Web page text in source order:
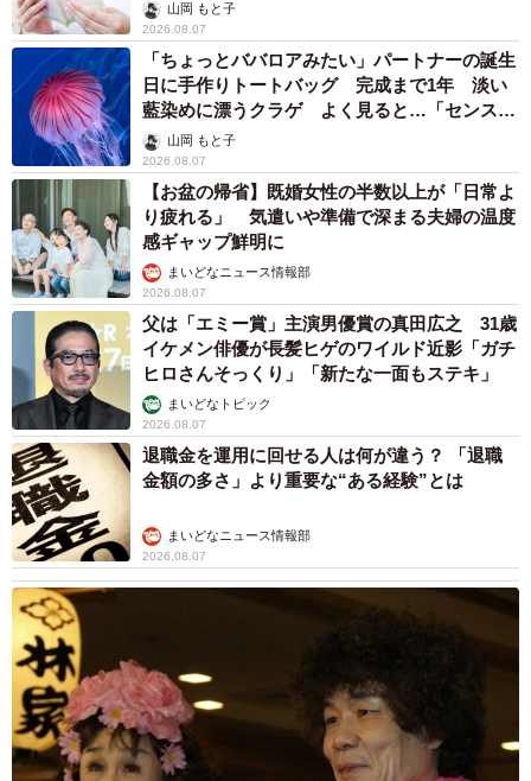
山岡 もと子
2026.08.07
「ちょっとババロアみたい」パートナーの誕生
日に手作りトートバッグ 完成まで1年 淡い
藍染めに漂うクラゲ よく見ると…「センスす
ごい」山岡 もと子
2026.08.07
【お盆の帰省】既婚女性の半数以上が「日常よ
り疲れる」 気遣いや準備で深まる夫婦の温度
感ギャップ鮮明に
まいどなニュース情報部
2026.08.07
父は「エミー賞」主演男優賞の真田広之 31歳
イケメン俳優が長髪ヒゲのワイルド近影「ガチ
ヒロさんそっくり」「新たな一面もステキ」
まいどなトピック
2026.08.07
退職金を運用に回せる人は何が違う？ 「退職
金額の多さ」より重要な“ある経験”とは
まいどなニュース情報部
2026.08.07